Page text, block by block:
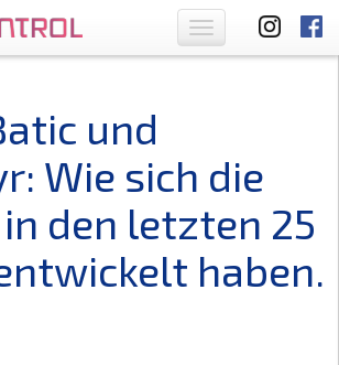
Toggle
navigation
und
Wie sich die
den letzten 25
haben.